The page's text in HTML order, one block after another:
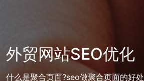
外贸网站SEO优化
什么是聚合页面?seo做聚合页面的好处